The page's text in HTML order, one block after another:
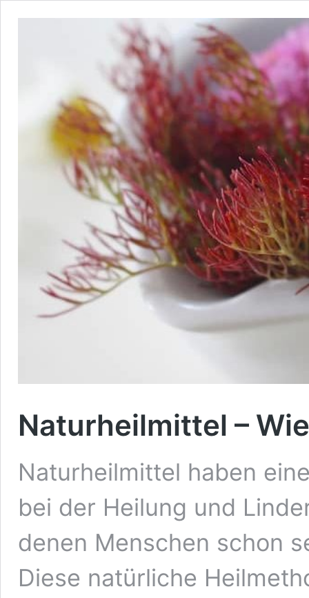
Naturheilmittel –
Naturheilmittel haben
bei der Heilung und
denen Menschen schon
Diese natürliche